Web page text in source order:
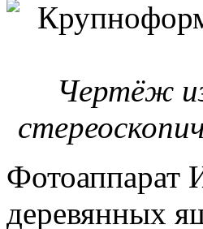
Чертёж
Фотоаппарат
деревянных